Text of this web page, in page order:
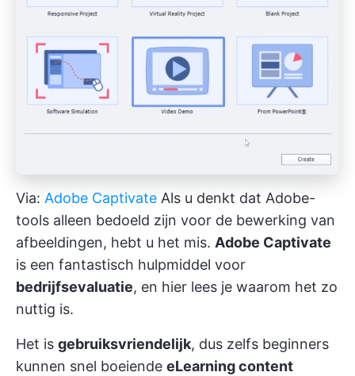
Via: Adobe Captivate Als u denkt dat Adobe-
tools alleen bedoeld zijn voor de bewerking van
afbeeldingen, hebt u het mis. Adobe Captivate
is een fantastisch hulpmiddel voor
bedrijfsevaluatie, en hier lees je waarom het zo
nuttig is.
Het is gebruiksvriendelijk, dus zelfs beginners
kunnen snel boeiende eLearning content